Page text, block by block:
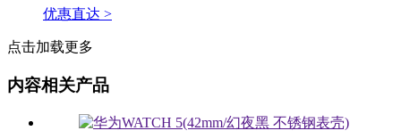
优惠直达 >
点击加载更多
内容相关产品